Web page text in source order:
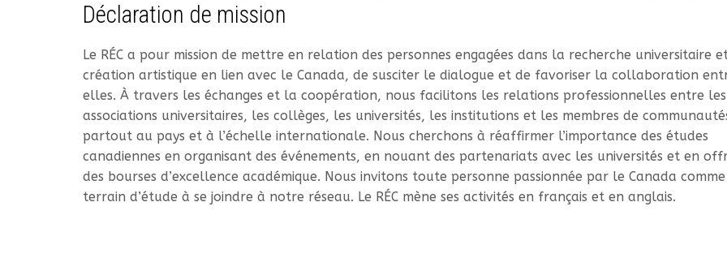
Déclaration de mission
Le RÉC a pour mission de mettre en relation des personnes engagées dans la recherche universitaire
création artistique en lien avec le Canada, de susciter le dialogue et de favoriser la collaboration
elles. À travers les échanges et la coopération, nous facilitons les relations professionnelles entre les
associations universitaires, les collèges, les universités, les institutions et les membres de
partout au pays et à l’échelle internationale. Nous cherchons à réaffirmer l’importance des études
canadiennes en organisant des événements, en nouant des partenariats avec les universités et en
des bourses d’excellence académique. Nous invitons toute personne passionnée par le Canada comme
terrain d’étude à se joindre à notre réseau. Le RÉC mène ses activités en français et en anglais.